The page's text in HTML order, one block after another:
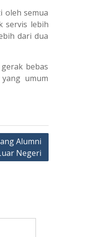
oleh semua
servis lebih
dari dua
bebas
umum
Alumni
Negeri